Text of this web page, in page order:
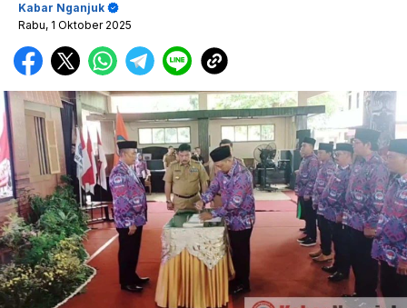
Kabar Nganjuk
Rabu, 1 Oktober 2025